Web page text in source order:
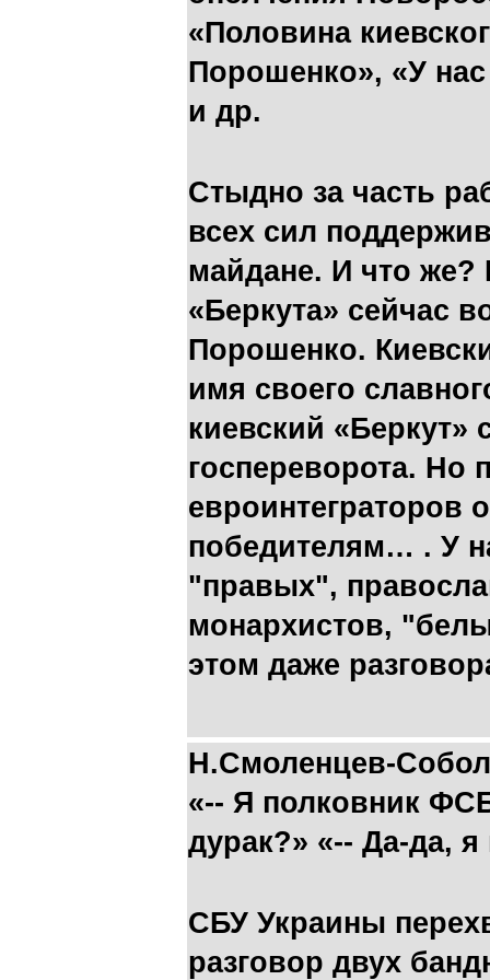
«Половина
Порошенко», «У
и др.
Стыдно за часть
всех сил
майдане. И что же?
«Беркута» сейчас
Порошенко.
имя своего
киевский «Беркут»
госпереворота. Но
евроинтеграторов
победителям… . У
"правых",
монархистов,
этом даже
Н.Смоленцев-
«-- Я полковник
дурак?» «-- Да-да, я
СБУ Украины
разговор двух